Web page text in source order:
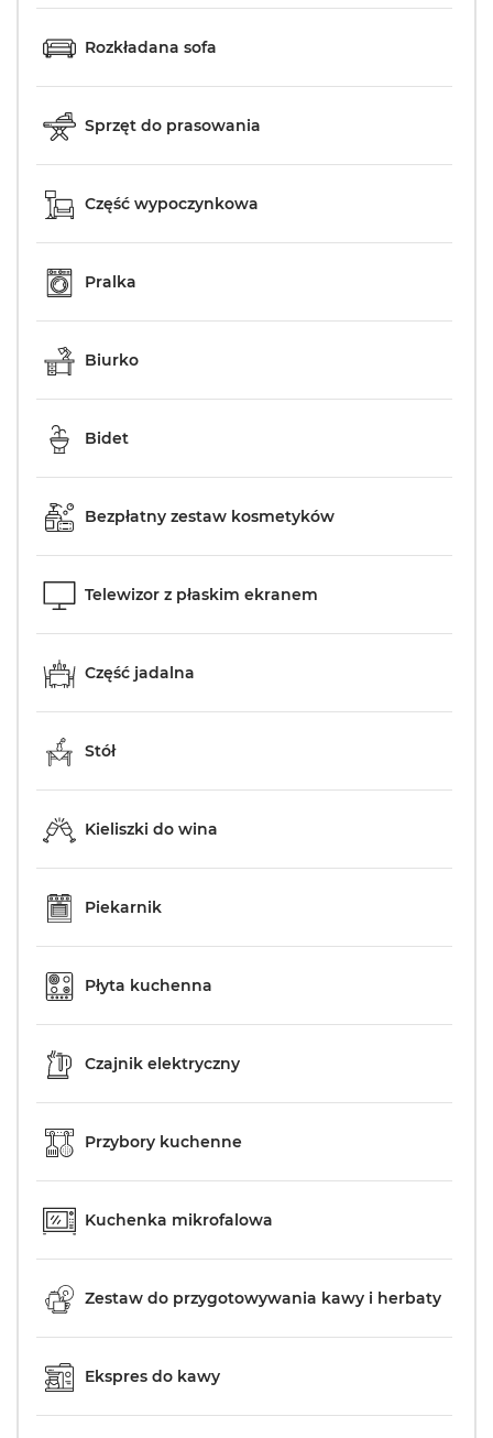
Rozkładana sofa
Sprzęt do prasowania
Część wypoczynkowa
Pralka
Biurko
Bidet
Bezpłatny zestaw kosmetyków
Telewizor z płaskim ekranem
Część jadalna
Stół
Kieliszki do wina
Piekarnik
Płyta kuchenna
Czajnik elektryczny
Przybory kuchenne
Kuchenka mikrofalowa
Zestaw do przygotowywania kawy i herbaty
Ekspres do kawy